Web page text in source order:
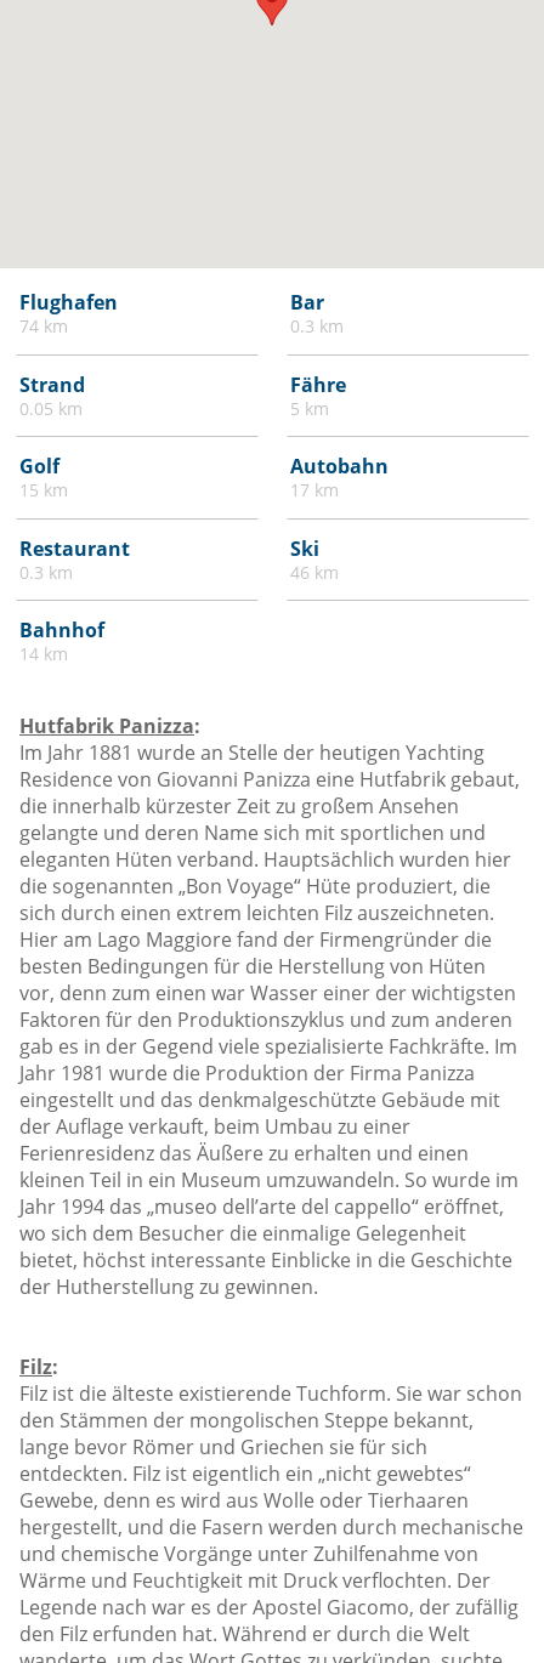
Flughafen
74 km
Bar
0.3 km
Strand
0.05 km
Fähre
5 km
Golf
15 km
Autobahn
17 km
Restaurant
0.3 km
Ski
46 km
Bahnhof
14 km
Hutfabrik Panizza:
Im Jahr 1881 wurde an Stelle der heutigen Yachting
Residence von Giovanni Panizza eine Hutfabrik gebaut,
die innerhalb kürzester Zeit zu großem Ansehen
gelangte und deren Name sich mit sportlichen und
eleganten Hüten verband. Hauptsächlich wurden hier
die sogenannten „Bon Voyage“ Hüte produziert, die
sich durch einen extrem leichten Filz auszeichneten.
Hier am Lago Maggiore fand der Firmengründer die
besten Bedingungen für die Herstellung von Hüten
vor, denn zum einen war Wasser einer der wichtigsten
Faktoren für den Produktionszyklus und zum anderen
gab es in der Gegend viele spezialisierte Fachkräfte. Im
Jahr 1981 wurde die Produktion der Firma Panizza
eingestellt und das denkmalgeschützte Gebäude mit
der Auflage verkauft, beim Umbau zu einer
Ferienresidenz das Äußere zu erhalten und einen
kleinen Teil in ein Museum umzuwandeln. So wurde im
Jahr 1994 das „museo dell’arte del cappello“ eröffnet,
wo sich dem Besucher die einmalige Gelegenheit
bietet, höchst interessante Einblicke in die Geschichte
der Hutherstellung zu gewinnen.
Filz:
Filz ist die älteste existierende Tuchform. Sie war schon
den Stämmen der mongolischen Steppe bekannt,
lange bevor Römer und Griechen sie für sich
entdeckten. Filz ist eigentlich ein „nicht gewebtes“
Gewebe, denn es wird aus Wolle oder Tierhaaren
hergestellt, und die Fasern werden durch mechanische
und chemische Vorgänge unter Zuhilfenahme von
Wärme und Feuchtigkeit mit Druck verflochten. Der
Legende nach war es der Apostel Giacomo, der zufällig
den Filz erfunden hat. Während er durch die Welt